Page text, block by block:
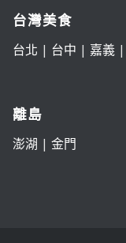
台灣美食
台北 | 台中 | 嘉義|
離島
澎湖 | 金門